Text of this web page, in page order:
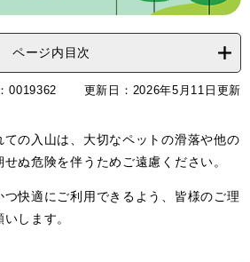
ページ内目次
0019362 更新日：2026年5月11日更新
の入山は、大切なペットの滑落や他の
ぬ危険を伴うためご遠慮ください。
快適にご利用できるよう、皆様のご理
します。